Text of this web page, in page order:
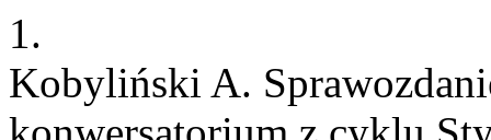
1.
Kobyliński A.